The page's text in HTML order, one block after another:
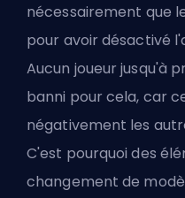
nécessairement que
pour avoir désactivé
Aucun joueur jusqu'à
banni pour cela, car
négativement les
C'est pourquoi des
changement de